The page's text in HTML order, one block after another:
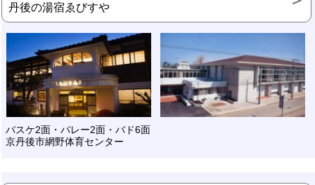
丹後の湯宿ゑびすや
バスケ2面・バレー2面・バド6面
京丹後市網野体育センター